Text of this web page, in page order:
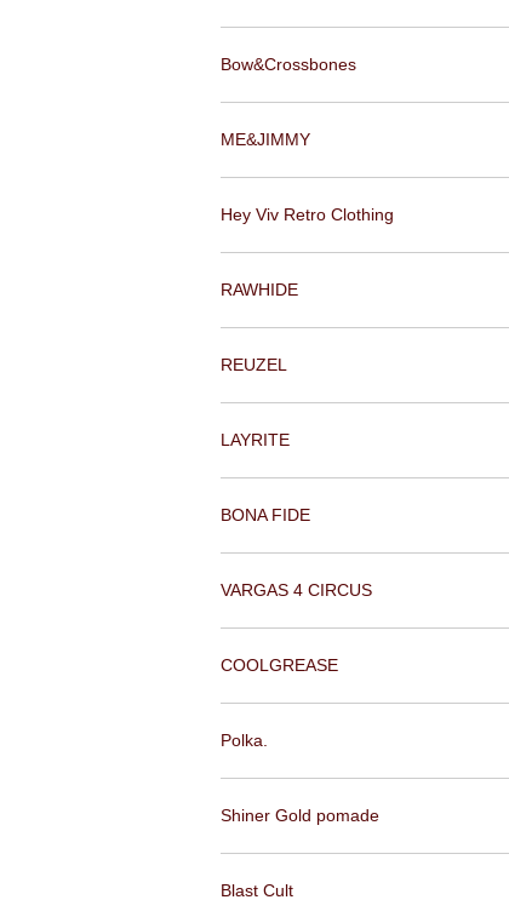
Bow&Crossbones
ME&JIMMY
Hey Viv Retro Clothing
RAWHIDE
REUZEL
LAYRITE
BONA FIDE
VARGAS 4 CIRCUS
COOLGREASE
Polka.
Shiner Gold pomade
Blast Cult